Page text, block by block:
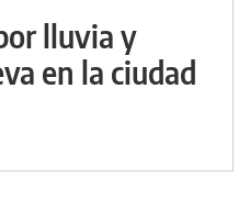
lluvia y
en la ciudad